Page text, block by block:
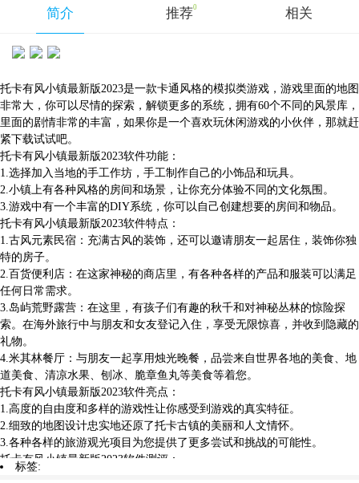
简介 推荐0 相关
托卡有风小镇最新版2023是一款卡通风格的模拟类游戏，游戏里面的地图
非常大，你可以尽情的探索，解锁更多的系统，拥有60个不同的风景库，
里面的剧情非常的丰富，如果你是一个喜欢玩休闲游戏的小伙伴，那就赶
紧下载试试吧。
托卡有风小镇最新版2023软件功能：
1.选择加入当地的手工作坊，手工制作自己的小饰品和玩具。
2.小镇上有各种风格的房间和场景，让你充分体验不同的文化氛围。
3.游戏中有一个丰富的DIY系统，你可以自己创建想要的房间和物品。
托卡有风小镇最新版2023软件特点：
1.古风元素民宿：充满古风的装饰，还可以邀请朋友一起居住，装饰你独
特的房子。
2.百货便利店：在这家神秘的商店里，有各种各样的产品和服装可以满足
任何日常需求。
3.岛屿荒野露营：在这里，有孩子们有趣的秋千和对神秘丛林的惊险探
索。在海外旅行中与朋友和女友登记入住，享受无限惊喜，并收到隐藏的
礼物。
4.米其林餐厅：与朋友一起享用烛光晚餐，品尝来自世界各地的美食、地
道美食、清凉水果、刨冰、脆章鱼丸等美食等着您。
托卡有风小镇最新版2023软件亮点：
1.高度的自由度和多样的游戏性让你感受到游戏的真实特征。
2.细致的地图设计忠实地还原了托卡古镇的美丽和人文情怀。
3.各种各样的旅游观光项目为您提供了更多尝试和挑战的可能性。
托卡有风小镇最新版2023软件测评：
托卡有风小镇最新版2023是一款超高自由度的解压游戏，游戏玩起来非常
标签: